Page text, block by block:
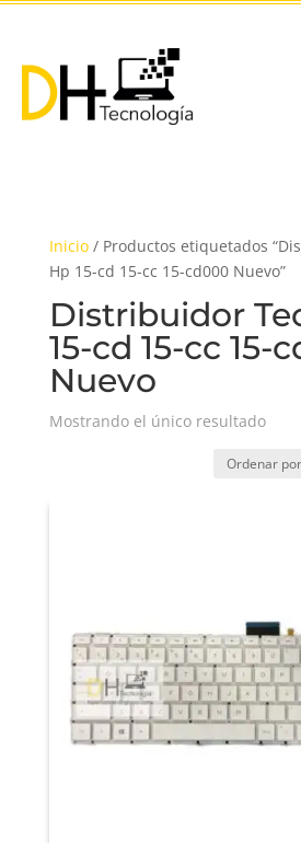
Inicio/ Productos etiquetados
Hp 15-cd 15-cc 15-cd000 Nuevo”
Distribuidor
15-cd 15-cc 15-
Nuevo
Mostrando el único resultado